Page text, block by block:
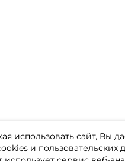
использовать сайт, Вы
и пользовательских